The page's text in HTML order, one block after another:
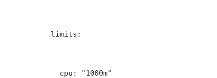
          limits:
            cpu: "1000m"